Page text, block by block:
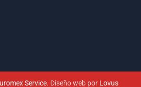
Service. Diseño web por Lovus